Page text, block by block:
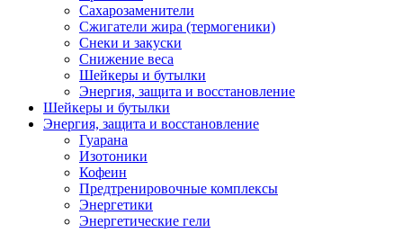
Сахарозаменители
Сжигатели жира (термогеники)
Снеки и закуски
Снижение веса
Шейкеры и бутылки
Энергия, защита и восстановление
Шейкеры и бутылки
Энергия, защита и восстановление
Гуарана
Изотоники
Кофеин
Предтренировочные комплексы
Энергетики
Энергетические гели